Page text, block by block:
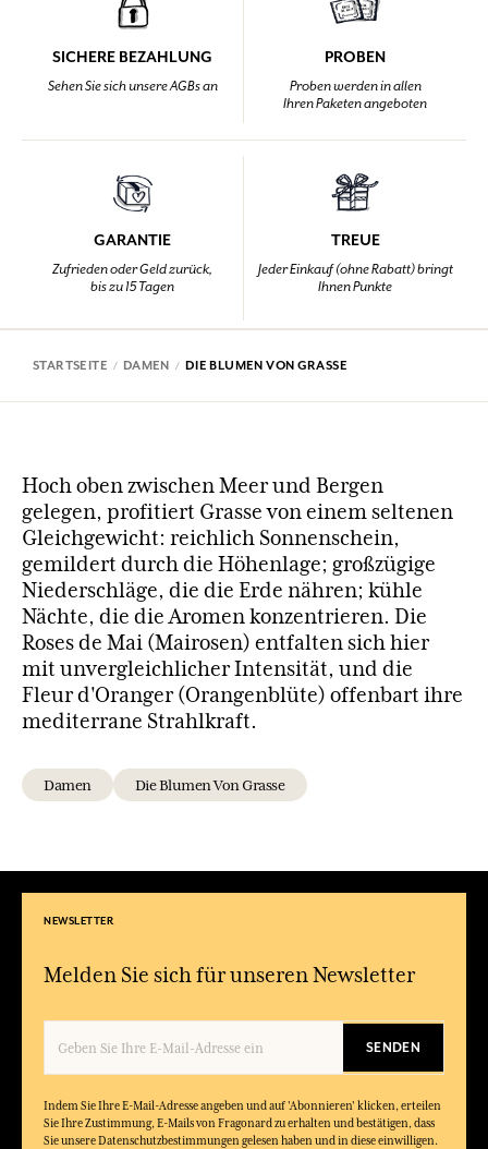
SICHERE BEZAHLUNG
Sehen Sie sich unsere AGBs an
PROBEN
Proben werden in allen
Ihren Paketen angeboten
GARANTIE
Zufrieden oder Geld zurück,
bis zu 15 Tagen
TREUE
Jeder Einkauf (ohne Rabatt) bringt
Ihnen Punkte
STARTSEITE DAMEN DIE BLUMEN VON GRASSE
Hoch oben zwischen Meer und Bergen
gelegen, profitiert Grasse von einem seltenen
Gleichgewicht: reichlich Sonnenschein,
gemildert durch die Höhenlage; großzügige
Niederschläge, die die Erde nähren; kühle
Nächte, die die Aromen konzentrieren. Die
Roses de Mai (Mairosen) entfalten sich hier
mit unvergleichlicher Intensität, und die
Fleur d'Oranger (Orangenblüte) offenbart ihre
mediterrane Strahlkraft.
Damen Die Blumen Von Grasse
NEWSLETTER
Melden Sie sich für unseren Newsletter
SENDEN
Indem Sie Ihre E-Mail-Adresse angeben und auf 'Abonnieren' klicken, erteilen
Sie Ihre Zustimmung, E-Mails von Fragonard zu erhalten und bestätigen, dass
Sie unsere Datenschutzbestimmungen gelesen haben und in diese einwilligen.